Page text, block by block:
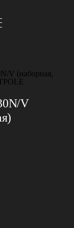
V